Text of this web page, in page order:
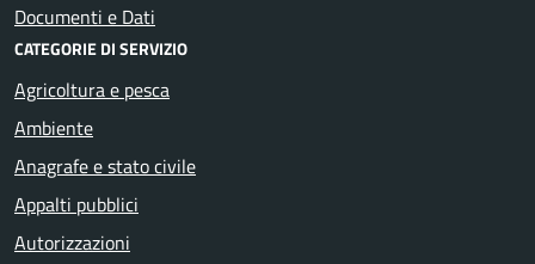
Documenti e Dati
CATEGORIE DI SERVIZIO
Agricoltura e pesca
Ambiente
Anagrafe e stato civile
Appalti pubblici
Autorizzazioni